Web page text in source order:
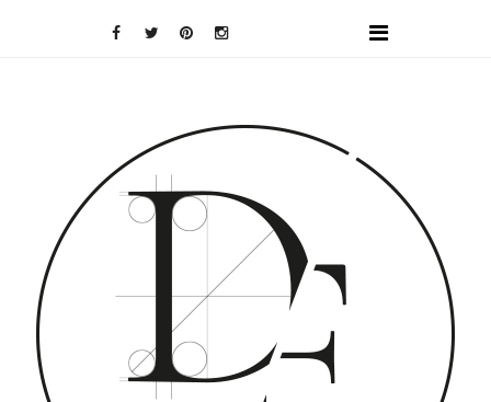
DOMINO
EFFECT